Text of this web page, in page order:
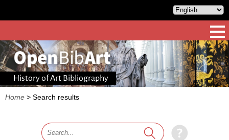
History of Art Bibliography
Home > Search results